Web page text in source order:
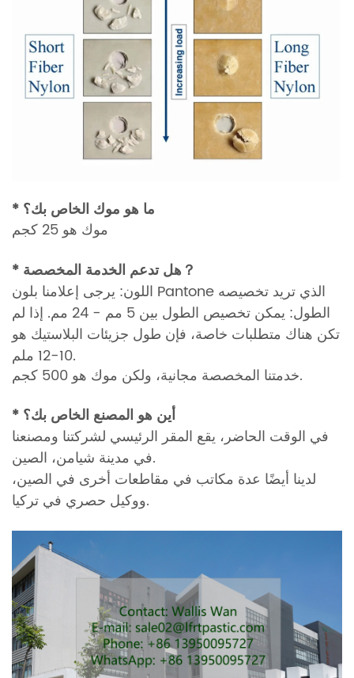
* ما هو موك الخاص بك؟
موك هو 25 كجم
*
هل تدعم الخدمة المخصصة？
اللون:
يرجى إعلامنا بلون Pantone الذي تريد تخصيصه
الطول: يمكن تخصيص الطول بين 5 مم - 24 مم.
إذا لم
تكن هناك متطلبات خاصة، فإن طول جزيئات البلاستيك هو
10-12 ملم.
خدمتنا المخصصة مجانية، ولكن موك هو 500 كجم.
* أين هو المصنع الخاص بك؟
في الوقت الحاضر، يقع المقر الرئيسي لشركتنا ومصنعنا
في مدينة شيامن، الصين.
لدينا أيضًا عدة مكاتب في مقاطعات أخرى في الصين،
ووكيل حصري في تركيا.